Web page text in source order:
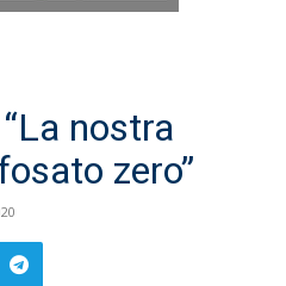
nostra
zero”